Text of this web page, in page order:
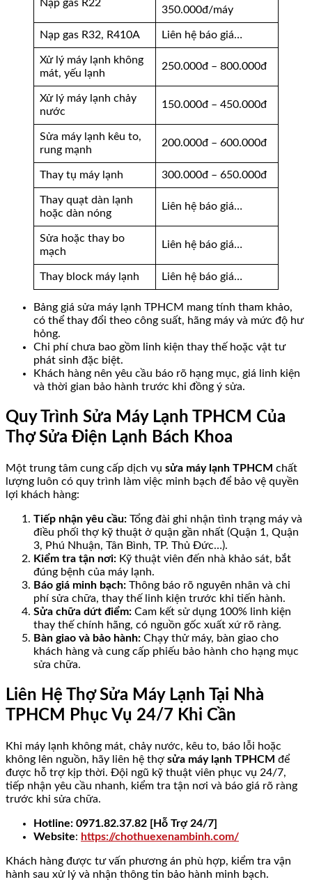
Nạp gas R22
350.000đ/máy
Nạp gas R32, R410A Liên hệ báo giá…
Xử lý máy lạnh không
mát, yếu lạnh
250.000đ – 800.000đ
Xử lý máy lạnh chảy
nước
150.000đ – 450.000đ
Sửa máy lạnh kêu to,
rung mạnh
200.000đ – 600.000đ
Thay tụ máy lạnh 300.000đ – 650.000đ
Thay quạt dàn lạnh
hoặc dàn nóng
Liên hệ báo giá…
Sửa hoặc thay bo
mạch
Liên hệ báo giá…
Thay block máy lạnh Liên hệ báo giá…
Bảng giá sửa máy lạnh TPHCM mang tính tham khảo,
có thể thay đổi theo công suất, hãng máy và mức độ hư
hỏng.
Chi phí chưa bao gồm linh kiện thay thế hoặc vật tư
phát sinh đặc biệt.
Khách hàng nên yêu cầu báo rõ hạng mục, giá linh kiện
và thời gian bảo hành trước khi đồng ý sửa.
Quy Trình Sửa Máy Lạnh TPHCM Của
Thợ Sửa Điện Lạnh Bách Khoa
Một trung tâm cung cấp dịch vụ sửa máy lạnh TPHCM chất
lượng luôn có quy trình làm việc minh bạch để bảo vệ quyền
lợi khách hàng:
Tiếp nhận yêu cầu: Tổng đài ghi nhận tình trạng máy và
điều phối thợ kỹ thuật ở quận gần nhất (Quận 1, Quận
3, Phú Nhuận, Tân Bình, TP. Thủ Đức…).
Kiểm tra tận nơi: Kỹ thuật viên đến nhà khảo sát, bắt
đúng bệnh của máy lạnh.
Báo giá minh bạch: Thông báo rõ nguyên nhân và chi
phí sửa chữa, thay thế linh kiện trước khi tiến hành.
Sửa chữa dứt điểm: Cam kết sử dụng 100% linh kiện
thay thế chính hãng, có nguồn gốc xuất xứ rõ ràng.
Bàn giao và bảo hành: Chạy thử máy, bàn giao cho
khách hàng và cung cấp phiếu bảo hành cho hạng mục
sửa chữa.
Liên Hệ Thợ Sửa Máy Lạnh Tại Nhà
TPHCM Phục Vụ 24/7 Khi Cần
Khi máy lạnh không mát, chảy nước, kêu to, báo lỗi hoặc
không lên nguồn, hãy liên hệ thợ sửa máy lạnh TPHCM để
được hỗ trợ kịp thời. Đội ngũ kỹ thuật viên phục vụ 24/7,
tiếp nhận yêu cầu nhanh, kiểm tra tận nơi và báo giá rõ ràng
trước khi sửa chữa.
Hotline: 0971.82.37.82 [Hỗ Trợ 24/7]
Website: https://chothuexenambinh.com/
Khách hàng được tư vấn phương án phù hợp, kiểm tra vận
hành sau xử lý và nhận thông tin bảo hành minh bạch.